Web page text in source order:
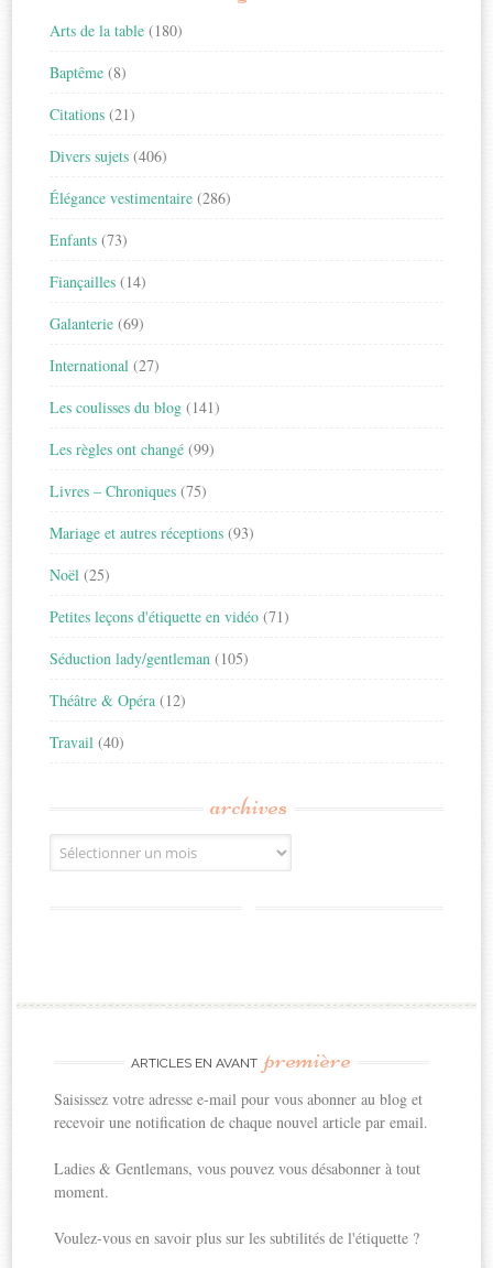
Arts de la table (180)
Baptême (8)
Citations (21)
Divers sujets (406)
Élégance vestimentaire (286)
Enfants (73)
Fiançailles (14)
Galanterie (69)
International (27)
Les coulisses du blog (141)
Les règles ont changé (99)
Livres – Chroniques (75)
Mariage et autres réceptions (93)
Noël (25)
Petites leçons d'étiquette en vidéo (71)
Séduction lady/gentleman (105)
Théâtre & Opéra (12)
Travail (40)
archives
Archives
ARTICLES EN AVANT première
Saisissez votre adresse e-mail pour vous abonner au blog et
recevoir une notification de chaque nouvel article par email.
Ladies & Gentlemans, vous pouvez vous désabonner à tout
moment.
Voulez-vous en savoir plus sur les subtilités de l'étiquette ?